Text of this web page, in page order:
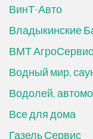
ВинТ-Авто
Владыкинские
ВМТ АгроСервис
Водный мир,
Водолей,
Все для дома
Газель Сервис